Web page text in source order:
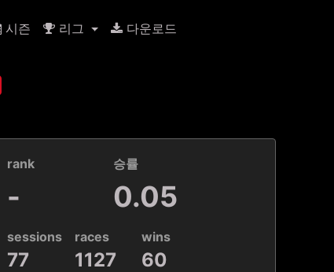
시즌 리그 다운로드
rank
-
승률
0.05
sessions
77
races
1127
wins
60